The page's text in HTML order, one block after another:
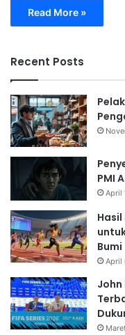
Read More »
Recent Posts
PMI
April
Bumi
April
John